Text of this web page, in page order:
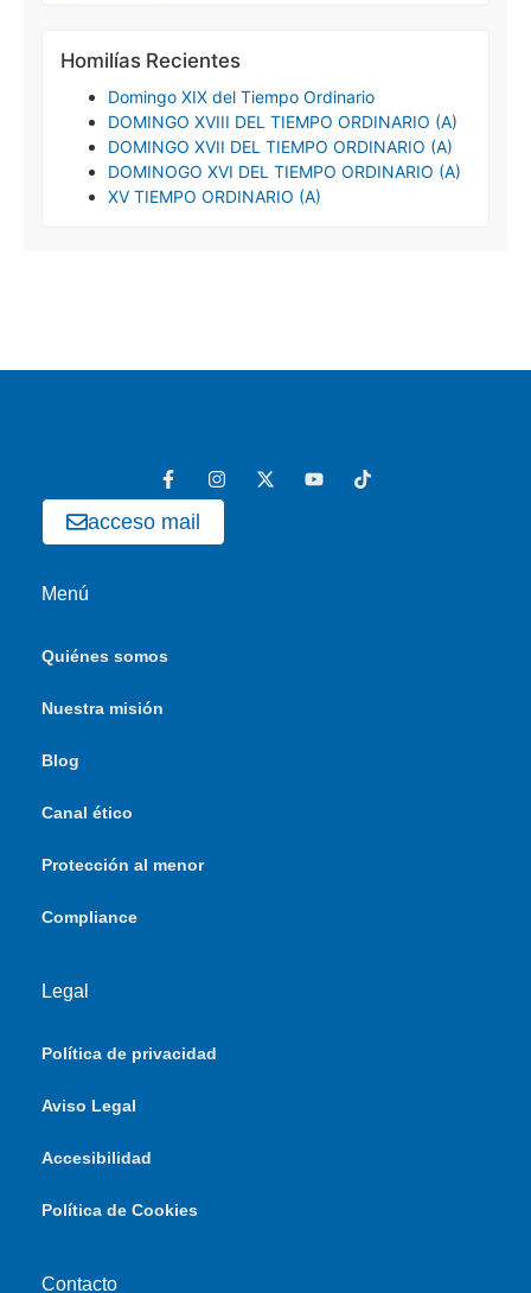
Homilías Recientes
Domingo XIX del Tiempo Ordinario
DOMINGO XVIII DEL TIEMPO ORDINARIO (A)
DOMINGO XVII DEL TIEMPO ORDINARIO (A)
DOMINOGO XVI DEL TIEMPO ORDINARIO (A)
XV TIEMPO ORDINARIO (A)
acceso mail
Menú
Quiénes somos
Nuestra misión
Blog
Canal ético
Protección al menor
Compliance
Legal
Política de privacidad
Aviso Legal
Accesibilidad
Política de Cookies
Contacto